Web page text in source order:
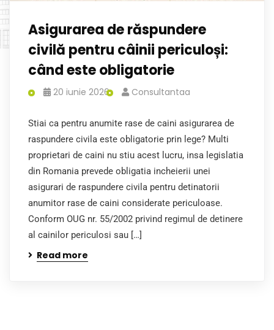
Asigurarea de răspundere
civilă pentru câinii periculoși:
când este obligatorie
20 iunie 2026 Consultantaa
Stiai ca pentru anumite rase de caini asigurarea de
raspundere civila este obligatorie prin lege? Multi
proprietari de caini nu stiu acest lucru, insa legislatia
din Romania prevede obligatia incheierii unei
asigurari de raspundere civila pentru detinatorii
anumitor rase de caini considerate periculoase.
Conform OUG nr. 55/2002 privind regimul de detinere
al cainilor periculosi sau […]
Read more